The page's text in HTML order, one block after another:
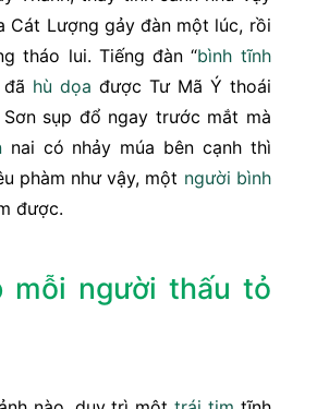
Cát Lượng gảy đàn một lúc, rồi
tháo lui. Tiếng đàn “bình tĩnh
hù dọa được Tư Mã Ý thoái
sụp đổ ngay trước mắt mà
nai có nhảy múa bên cạnh thì
phàm như vậy, một người bình
được.
mỗi người thấu tỏ